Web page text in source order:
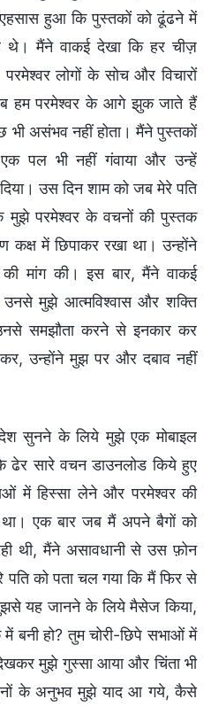
हुआ कि पुस्तकों को ढूंढने में
थे। मैंने वाकई देखा कि हर चीज़
लोगों के सोच और विचारों
हम परमेश्वर के आगे झुक जाते हैं
असंभव नहीं होता। मैंने पुस्तकों
पल भी नहीं गंवाया और उन्हें
उस दिन शाम को जब मेरे पति
मुझे परमेश्वर के वचनों की पुस्तक
कक्ष में छिपाकर रखा था। उन्होंने
मांग की। इस बार, मैंने वाकई
उनसे मुझे आत्मविश्वास और शक्ति
समझौता करने से इनकार कर
उन्होंने मुझ पर और दबाव नहीं
सुनने के लिये मुझे एक मोबाइल
ढेर सारे वचन डाउनलोड किये हुए
में हिस्सा लेने और परमेश्वर की
एक बार जब मैं अपने बैगों को
थी, मैंने असावधानी से उस फ़ोन
पति को पता चल गया कि मैं फिर से
यह जानने के लिये मैसेज किया,
बनी हो? तुम चोरी-छिपे सभाओं में
मुझे गुस्सा आया और चिंता भी
के अनुभव मुझे याद आ गये, कैसे